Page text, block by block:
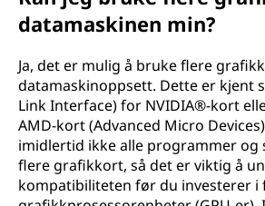
datamaskinen min?
Ja, det er mulig å bruke flere
datamaskinoppsett. Dette er kjent
Link Interface) for NVIDIA®-kort
AMD-kort (Advanced Micro
imidlertid ikke alle programmer og
flere grafikkort, så det er viktig å
kompatibiliteten før du investerer i